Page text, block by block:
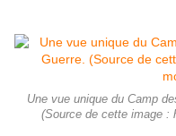
Une vue unique du Camp
(Source de cette image :